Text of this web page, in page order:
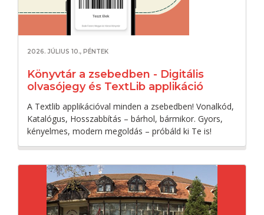
2026. JÚLIUS 10., PÉNTEK
Könyvtár a zsebedben - Digitális
olvasójegy és TextLib applikáció
A Textlib applikációval minden a zsebedben! Vonalkód,
Katalógus, Hosszabbítás – bárhol, bármikor. Gyors,
kényelmes, modern megoldás – próbáld ki Te is!